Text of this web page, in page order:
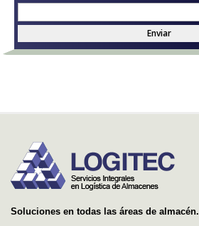
Enviar
Soluciones en todas las áreas de almacén.